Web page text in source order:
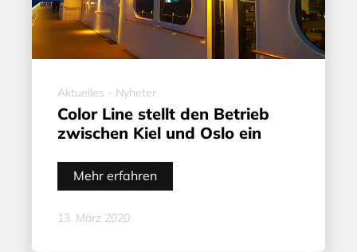
Aktuelles - Nyheter
Color Line stellt den Betrieb
zwischen Kiel und Oslo ein
Mehr erfahren
13. März 2020